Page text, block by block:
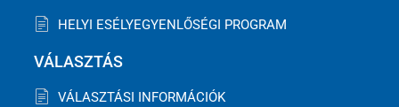
HELYI ESÉLYEGYENLŐSÉGI PROGRAM
VÁLASZTÁS
VÁLASZTÁSI INFORMÁCIÓK